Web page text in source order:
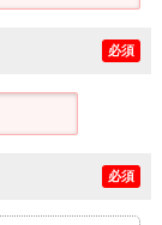
必須
必須